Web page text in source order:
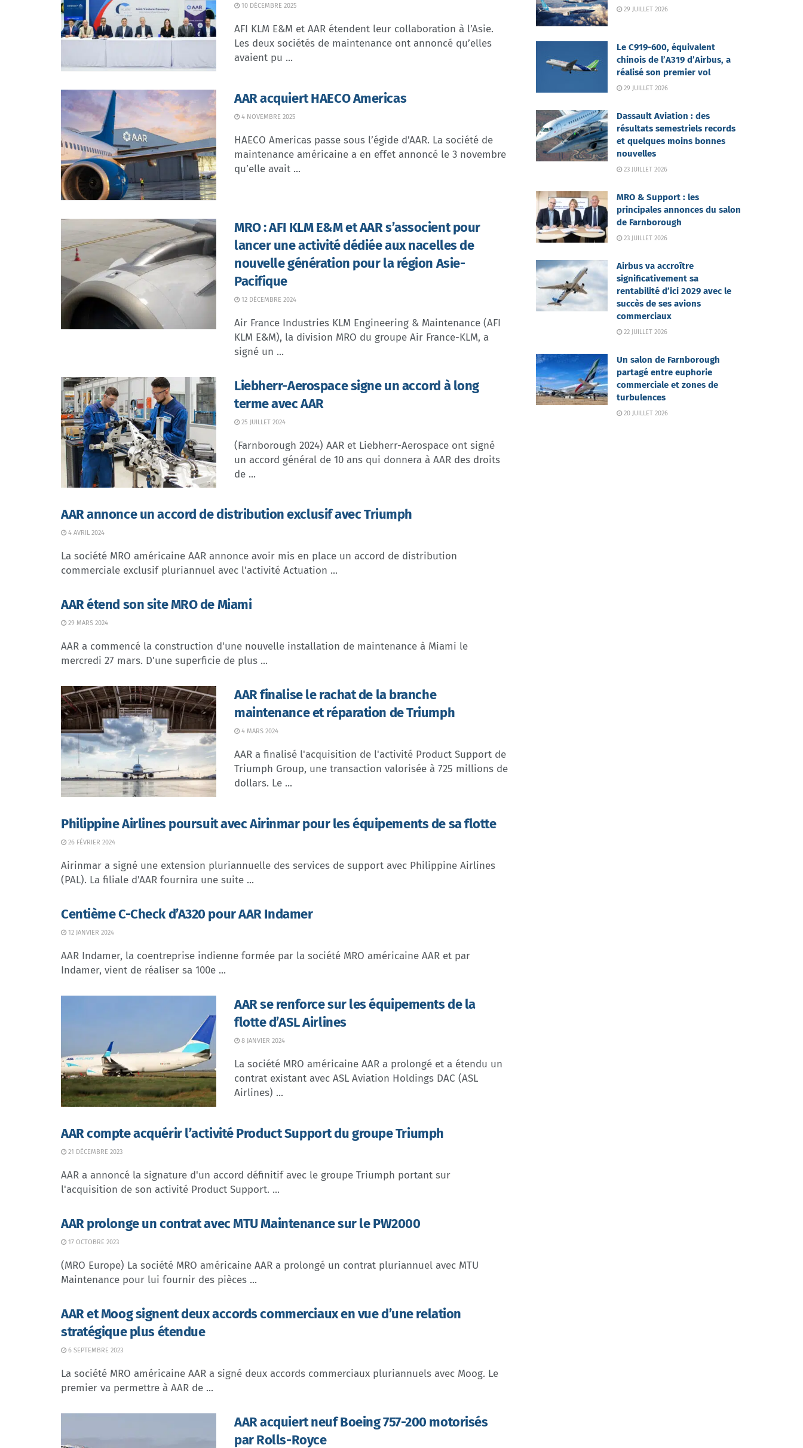
10 DÉCEMBRE 2025
AFI KLM E&M et AAR étendent leur collaboration à l’Asie.
Les deux sociétés de maintenance ont annoncé qu’elles
avaient pu ...
AAR acquiert HAECO Americas
4 NOVEMBRE 2025
HAECO Americas passe sous l’égide d’AAR. La société de
maintenance américaine a en effet annoncé le 3 novembre
qu’elle avait ...
MRO : AFI KLM E&M et AAR s’associent pour
lancer une activité dédiée aux nacelles de
nouvelle génération pour la région Asie-
Pacifique
12 DÉCEMBRE 2024
Air France Industries KLM Engineering & Maintenance (AFI
KLM E&M), la division MRO du groupe Air France-KLM, a
signé un ...
Liebherr-Aerospace signe un accord à long
terme avec AAR
25 JUILLET 2024
(Farnborough 2024) AAR et Liebherr-Aerospace ont signé
un accord général de 10 ans qui donnera à AAR des droits
de ...
AAR annonce un accord de distribution exclusif avec Triumph
4 AVRIL 2024
La société MRO américaine AAR annonce avoir mis en place un accord de distribution
commerciale exclusif pluriannuel avec l'activité Actuation ...
AAR étend son site MRO de Miami
29 MARS 2024
AAR a commencé la construction d'une nouvelle installation de maintenance à Miami le
mercredi 27 mars. D'une superficie de plus ...
AAR finalise le rachat de la branche
maintenance et réparation de Triumph
4 MARS 2024
AAR a finalisé l'acquisition de l'activité Product Support de
Triumph Group, une transaction valorisée à 725 millions de
dollars. Le ...
Philippine Airlines poursuit avec Airinmar pour les équipements de sa flotte
26 FÉVRIER 2024
Airinmar a signé une extension pluriannuelle des services de support avec Philippine Airlines
(PAL). La filiale d'AAR fournira une suite ...
Centième C-Check d’A320 pour AAR Indamer
12 JANVIER 2024
AAR Indamer, la coentreprise indienne formée par la société MRO américaine AAR et par
Indamer, vient de réaliser sa 100e ...
AAR se renforce sur les équipements de la
flotte d’ASL Airlines
8 JANVIER 2024
La société MRO américaine AAR a prolongé et a étendu un
contrat existant avec ASL Aviation Holdings DAC (ASL
Airlines) ...
AAR compte acquérir l’activité Product Support du groupe Triumph
21 DÉCEMBRE 2023
AAR a annoncé la signature d'un accord définitif avec le groupe Triumph portant sur
l'acquisition de son activité Product Support. ...
AAR prolonge un contrat avec MTU Maintenance sur le PW2000
17 OCTOBRE 2023
(MRO Europe) La société MRO américaine AAR a prolongé un contrat pluriannuel avec MTU
Maintenance pour lui fournir des pièces ...
AAR et Moog signent deux accords commerciaux en vue d’une relation
stratégique plus étendue
6 SEPTEMBRE 2023
La société MRO américaine AAR a signé deux accords commerciaux pluriannuels avec Moog. Le
premier va permettre à AAR de ...
AAR acquiert neuf Boeing 757-200 motorisés
par Rolls-Royce
29 JUILLET 2026
Le C919-600, équivalent
chinois de l’A319 d’Airbus, a
réalisé son premier vol
29 JUILLET 2026
Dassault Aviation : des
résultats semestriels records
et quelques moins bonnes
nouvelles
23 JUILLET 2026
MRO & Support : les
principales annonces du salon
de Farnborough
23 JUILLET 2026
Airbus va accroître
significativement sa
rentabilité d’ici 2029 avec le
succès de ses avions
commerciaux
22 JUILLET 2026
Un salon de Farnborough
partagé entre euphorie
commerciale et zones de
turbulences
20 JUILLET 2026